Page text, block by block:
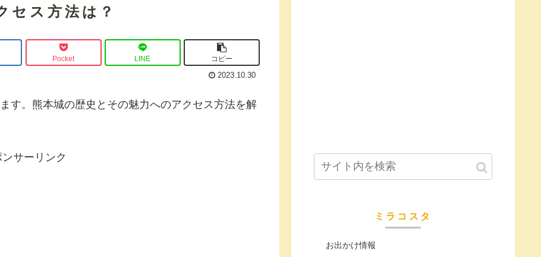
セス方法は？
Pocket LINE
コピー
2023.10.30
す。熊本城の歴史とその魅力へのアクセス方法を解
ンサーリンク
ミラコスタ
お出かけ情報